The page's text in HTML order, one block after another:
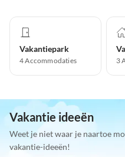
Vakantiepark
4Accommodaties 3
Vakantie ideeën
Weet je niet waar je naartoe
vakantie-ideeën!